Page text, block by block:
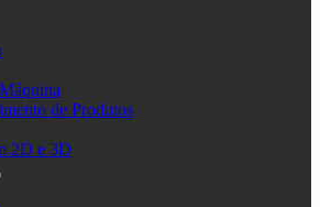
de Produtos
2D e 3D